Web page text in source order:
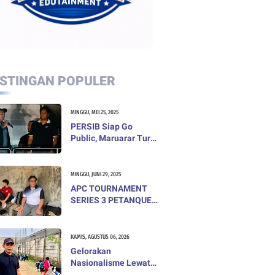
POPULER
MINGGU, MEI 25, 2025
PERSIB Siap Go
Public, Maruarar Turun
MINGGU, JUNI 29, 2025
APC TOURNAMENT
SERIES 3 PETANQUE
KEBANGGAAN
KAMIS, AGUSTUS 06, 2026
Gelorakan
Nasionalisme Lewat